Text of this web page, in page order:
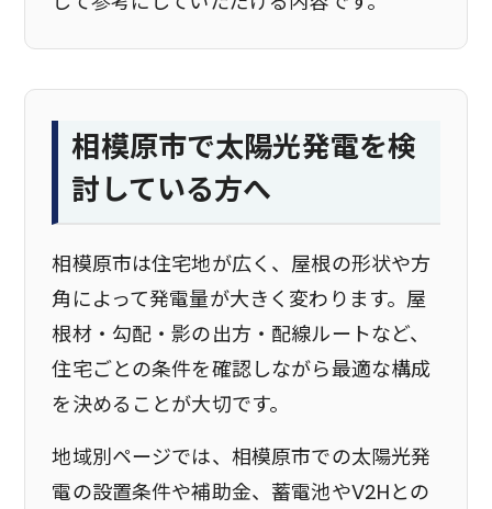
相模原市で太陽光発電を検
討している方へ
相模原市は住宅地が広く、屋根の形状や方
角によって発電量が大きく変わります。屋
根材・勾配・影の出方・配線ルートなど、
住宅ごとの条件を確認しながら最適な構成
を決めることが大切です。
地域別ページでは、相模原市での太陽光発
電の設置条件や補助金、蓄電池やV2Hとの